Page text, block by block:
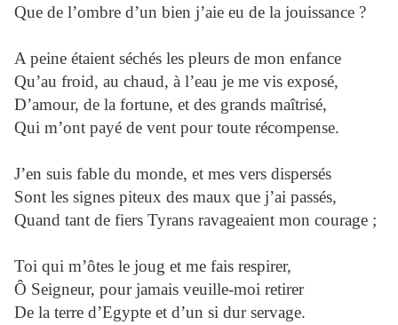
Que de l’ombre d’un bien j’aie eu de la jouissance ?
A peine étaient séchés les pleurs de mon enfance
Qu’au froid, au chaud, à l’eau je me vis exposé,
D’amour, de la fortune, et des grands maîtrisé,
Qui m’ont payé de vent pour toute récompense.
J’en suis fable du monde, et mes vers dispersés
Sont les signes piteux des maux que j’ai passés,
Quand tant de fiers Tyrans ravageaient mon courage ;
Toi qui m’ôtes le joug et me fais respirer,
Ô Seigneur, pour jamais veuille-moi retirer
De la terre d’Egypte et d’un si dur servage.